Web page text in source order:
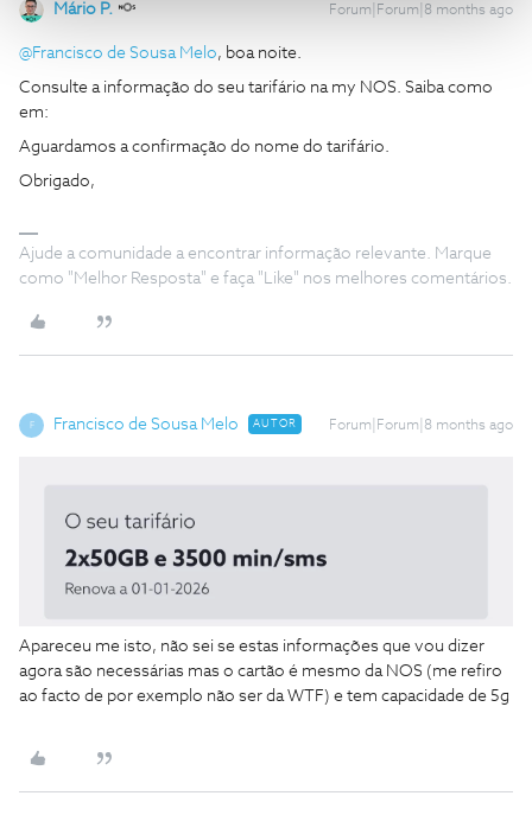
Mário P. Forum|Forum|8 months ago
@Francisco de Sousa Melo, boa noite.
Consulte a informação do seu tarifário na my NOS. Saiba como
em:
Aguardamos a confirmação do nome do tarifário.
Obrigado,
Ajude a comunidade a encontrar informação relevante. Marque
como "Melhor Resposta" e faça "Like" nos melhores comentários.
F Francisco de Sousa Melo AUTOR Forum|Forum|8 months ago
Apareceu me isto, não sei se estas informações que vou dizer
agora são necessárias mas o cartão é mesmo da NOS (me refiro
ao facto de por exemplo não ser da WTF) e tem capacidade de 5g